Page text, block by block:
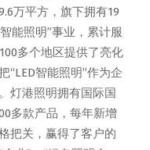
万平方，旗下拥有19
能照明”事业，累计服
多个地区提供了亮化
“LED智能照明”作为企
灯港照明拥有国际国
多款产品，每年新增
把关，赢得了客户的